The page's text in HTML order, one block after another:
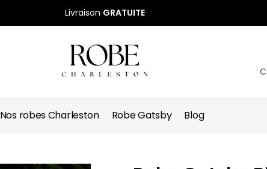
Livraison GRATUITE
Nos robes Charleston Robe Gatsby Blog